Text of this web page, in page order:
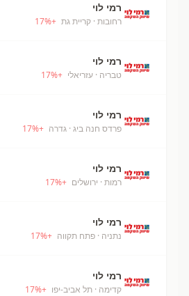
רמי לוי
רחובות · קריית גת +
17%
רמי לוי
טבריה · עזריאלי +
17%
רמי לוי
פרדס חנה ביג · גדרה +
17%
רמי לוי
רמות · ירושלים +
17%
רמי לוי
נתניה · פתח תקווה +
17%
רמי לוי
קדימה · תל אביב-יפו +
17%